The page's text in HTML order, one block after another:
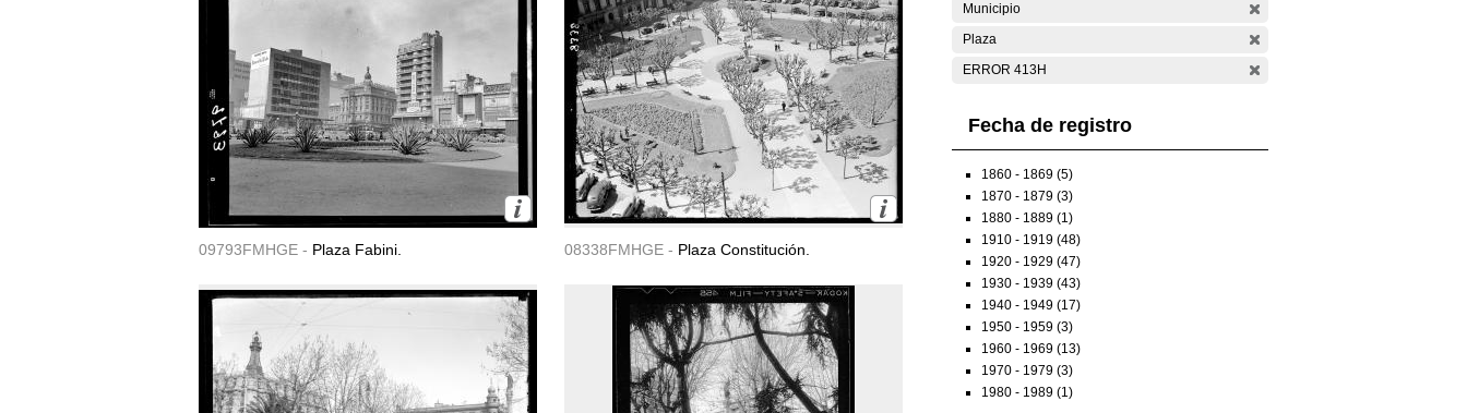
09793FMHGE - Plaza Fabini. 08338FMHGE - Plaza Constitución.
Municipio
Plaza
ERROR 413H
Fecha de registro
1860 - 1869 (5)
1870 - 1879 (3)
1880 - 1889 (1)
1910 - 1919 (48)
1920 - 1929 (47)
1930 - 1939 (43)
1940 - 1949 (17)
1950 - 1959 (3)
1960 - 1969 (13)
1970 - 1979 (3)
1980 - 1989 (1)